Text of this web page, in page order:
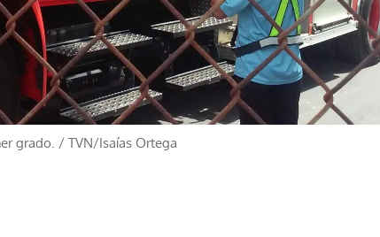
grado. / TVN/Isaías Ortega